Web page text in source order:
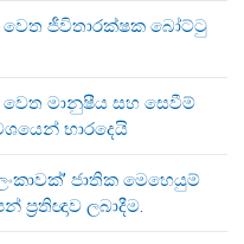
වෙත ජීවිතාරක්ෂක බෝට්ටු
මානුෂීය සහ සෙවීම්
භාරදෙයි
ජාතික මෙහෙයුම්
ලබාදීම.